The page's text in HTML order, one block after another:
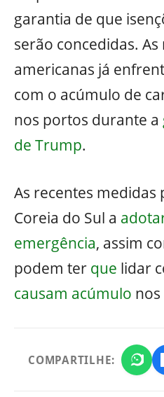
garantia de que
serão concedidas.
americanas já
com o acúmulo de
nos portos durante a
de Trump.
As recentes medidas
Coreia do Sul a
emergência, assim
podem ter que lidar
causam acúmulo nos
COMPARTILHE: